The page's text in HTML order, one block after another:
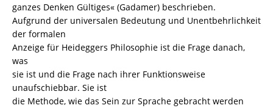
ganzes Denken Gültiges« (Gadamer) beschrieben.
Aufgrund der universalen Bedeutung und Unentbehrlichkeit
der formalen
Anzeige für Heideggers Philosophie ist die Frage danach,
was
sie ist und die Frage nach ihrer Funktionsweise
unaufschiebbar. Sie ist
die Methode, wie das Sein zur Sprache gebracht werden